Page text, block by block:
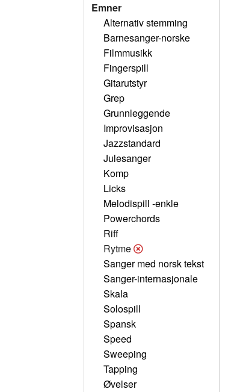
Emner
Alternativ stemming
Barnesanger-norske
Filmmusikk
Fingerspill
Gitarutstyr
Grep
Grunnleggende
Improvisasjon
Jazzstandard
Julesanger
Komp
Licks
Melodispill -enkle
Powerchords
Riff
Rytme
Sanger med norsk tekst
Sanger-internasjonale
Skala
Solospill
Spansk
Speed
Sweeping
Tapping
Øvelser